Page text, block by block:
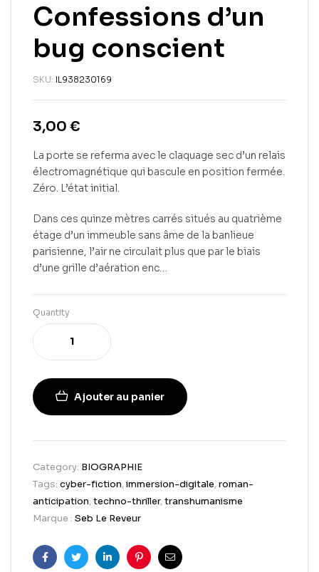
Confessions d’un
bug conscient
SKU: IL938230169
3,00 €
La porte se referma avec le claquage sec d’un relais
électromagnétique qui bascule en position fermée.
Zéro. L’état initial.
Dans ces quinze mètres carrés situés au quatrième
étage d’un immeuble sans âme de la banlieue
parisienne, l’air ne circulait plus que par le biais
d’une grille d’aération enc…
Quantity
Ajouter au panier
Category: BIOGRAPHIE
Tags: cyber-fiction,immersion-digitale,roman-
anticipation,techno-thriller,transhumanisme
Marque : Seb Le Reveur
FacebookTwitterLinkedinPinterestEmail